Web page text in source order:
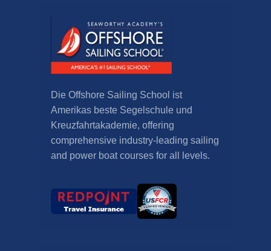
Die Offshore Sailing School ist
Amerikas beste Segelschule und
Kreuzfahrtakademie, offering
comprehensive industry-leading sailing
and power boat courses for all levels.